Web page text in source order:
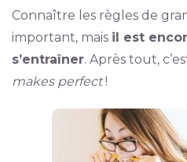
Connaître les règles de
important, mais il est
s’entraîner. Après tout,
makes perfect!